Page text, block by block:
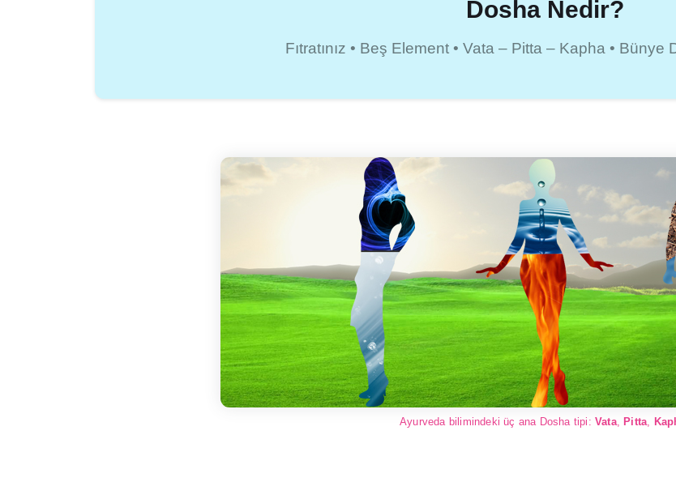
Dosha Nedir?
Fıtratınız • Beş Element • Vata – Pitta – Kapha •
Ayurveda bilimindeki üç ana Dosha tipi:Vata, Pitta,